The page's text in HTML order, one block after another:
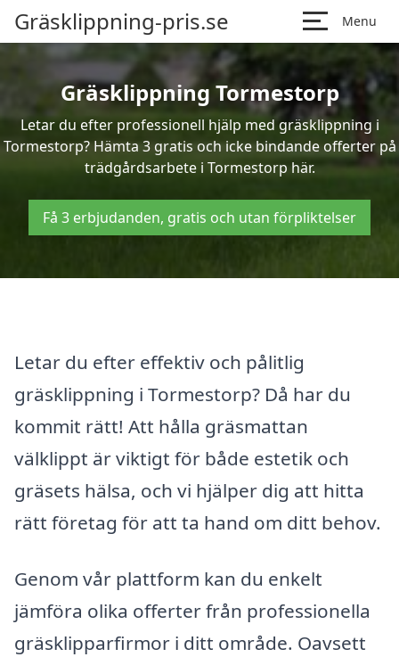
Gräsklippning-pris.se Menu
Gräsklippning Tormestorp
Letar du efter professionell hjälp med gräsklippning i
Tormestorp? Hämta 3 gratis och icke bindande offerter på
trädgårdsarbete i Tormestorp här.
Få 3 erbjudanden, gratis och utan förpliktelser
Letar du efter effektiv och pålitlig
gräsklippning i Tormestorp? Då har du
kommit rätt! Att hålla gräsmattan
välklippt är viktigt för både estetik och
gräsets hälsa, och vi hjälper dig att hitta
rätt företag för att ta hand om ditt behov.
Genom vår plattform kan du enkelt
jämföra olika offerter från professionella
gräsklipparfirmor i ditt område. Oavsett